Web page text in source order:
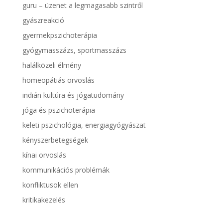
guru – üzenet a legmagasabb szintről
gyászreakció
gyermekpszichoterápia
gyógymasszázs, sportmasszázs
halálközeli élmény
homeopátiás orvoslás
indián kultúra és jógatudomány
jóga és pszichoterápia
keleti pszichológia, energiagyógyászat
kényszerbetegségek
kínai orvoslás
kommunikációs problémák
konfliktusok ellen
kritikakezelés